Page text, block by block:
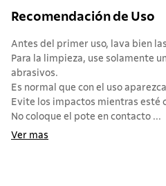
Recomendación de Uso
Antes del primer uso, lava bien
Para la limpieza, use solamente
abrasivos.
Es normal que con el uso
Evite los impactos mientras esté
No coloque el pote en contacto ...
Ver mas